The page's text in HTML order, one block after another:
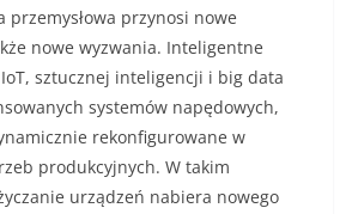
przemysłowa przynosi nowe
nowe wyzwania. Inteligentne
sztucznej inteligencji i big data
systemów napędowych,
rekonfigurowane w
produkcyjnych. W takim
urządzeń nabiera nowego